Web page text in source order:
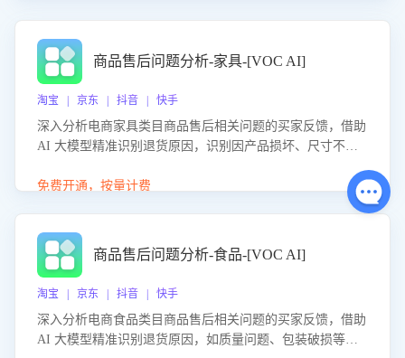
商品售后问题分析-家具-[VOC AI]
淘宝 | 京东 | 抖音 | 快手
深入分析电商家具类目商品售后相关问题的买家反馈，借助
AI 大模型精准识别退货原因，识别因产品损坏、尺寸不符
力商家优化产品或服务，实现销售额的显著提升。
免费开通，按量计费
商品售后问题分析-食品-[VOC AI]
淘宝 | 京东 | 抖音 | 快手
深入分析电商食品类目商品售后相关问题的买家反馈，借助
AI 大模型精准识别退货原因，如质量问题、包装破损等，